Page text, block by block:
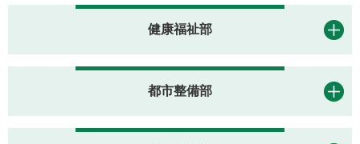
健康福祉部
都市整備部